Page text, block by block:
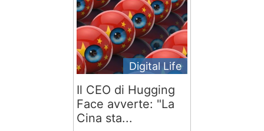
Digital Life
Il CEO di Hugging
Face avverte: "La
Cina sta...